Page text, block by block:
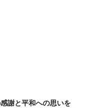
謝と平和への思いを